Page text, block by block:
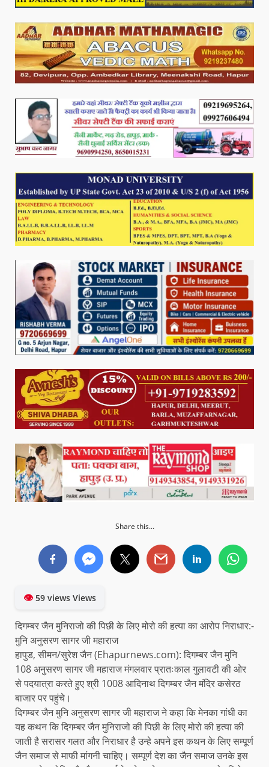
Share this...
👁59 views Views
दिगम्बर जैन मुनिराजो की पिछी के लिए मोरो की हत्या का आरोप निराधार:-
मुनि अनुसरण सागर जी महाराज
हापुड, सीमन/सुरेश जैन (Ehapurnews.com): दिगम्बर जैन मुनि
108 अनुसरण सागर जी महाराज मंगलवार प्रातःकाल गुलावटी की ओर
से पदयात्रा करते हुए श्री 1008 आदिनाथ दिगम्बर जैन मंदिर कसेरठ
बाजार पर पहुंचे।
दिगम्बर जैन मुनि अनुसरण सागर जी महाराज ने कहा कि मेनका गांधी का
यह कथन कि दिगम्बर जैन मुनिराजो की पिछी के लिए मोरो की हत्या की
जाती है सरासर गलत और निराधार है उन्हे अपने इस कथन के लिए सम्पूर्ण
जैन समाज से माफी मांगनी चाहिए। सम्पूर्ण देश का जैन समाज उनके इस